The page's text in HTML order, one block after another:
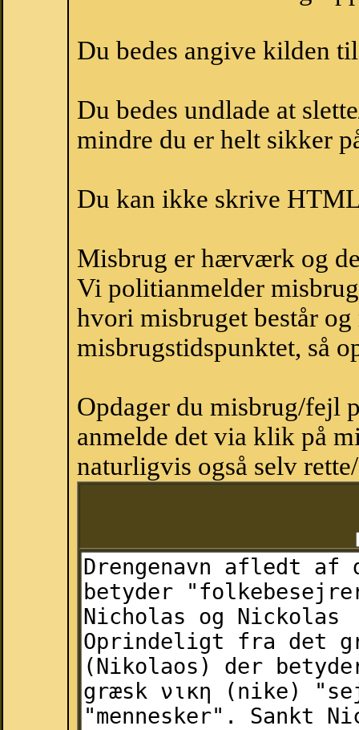
Du bedes angive kilden
Du bedes undlade at
mindre du er helt sikker
Du kan ikke skrive
Misbrug er hærværk og
Vi politianmelder
hvori misbruget består
misbrugstidspunktet, så
Opdager du misbrug/fejl
anmelde det via klik på
naturligvis også selv